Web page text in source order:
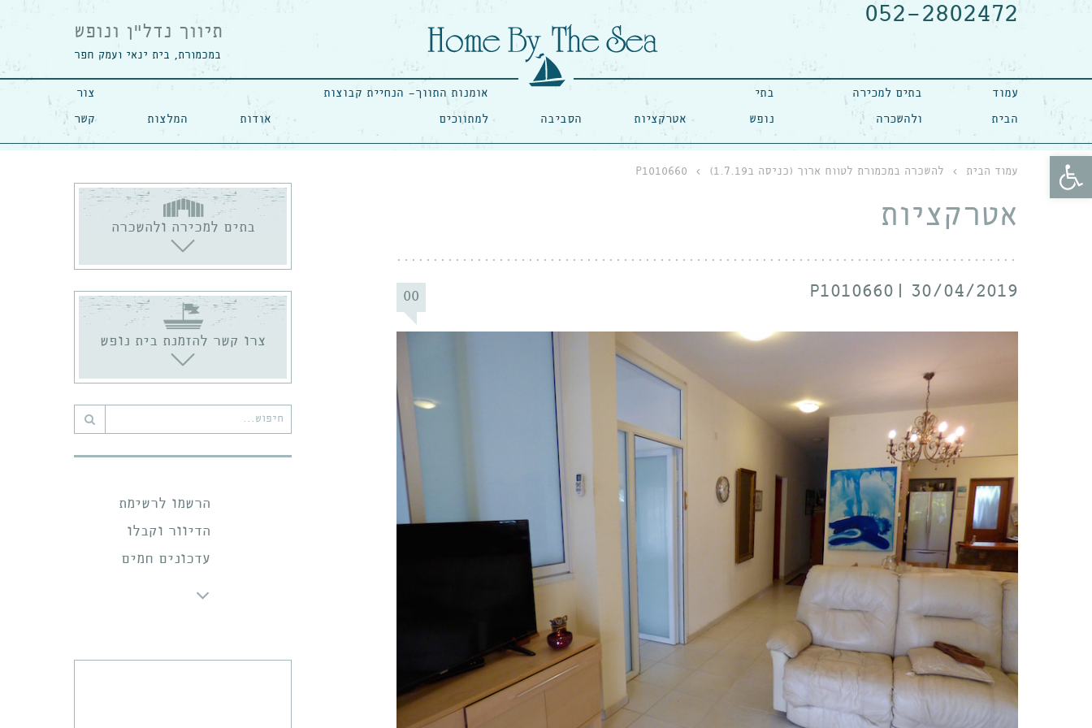
פתח סרגל נגישות
052-2802472
תיווך נדל"ן ונופש
במכמורת, בית ינאי ועמק חפר
עמוד
הבית
בתים למכירה
ולהשכרה
בתי
נופש אטרקציות הסביבה
אומנות התווך- הנחיית קבוצות
למתווכים אודות המלצות
צור
קשר
עמוד הבית › להשכרה במכמורת לטווח ארוך (כניסה ב1.7.19) ›
P1010660
אטרקציות
30/04/2019
P1010660
00
בתים למכירה ולהשכרה
צרו קשר להזמנת בית נופש
חיפוש
הרשמו לרשימת
הדיוור וקבלו
עדכונים חמים